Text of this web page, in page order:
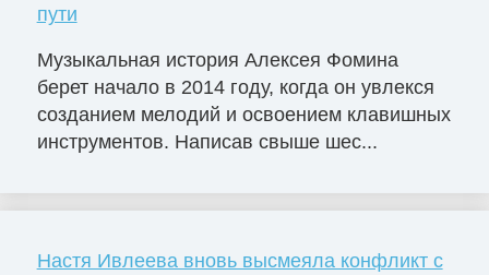
пути
Музыкальная история Алексея Фомина
берет начало в 2014 году, когда он увлекся
созданием мелодий и освоением клавишных
инструментов. Написав свыше шес...
Настя Ивлеева вновь высмеяла конфликт с